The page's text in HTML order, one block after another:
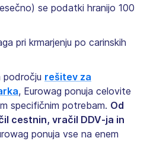
se podatki hranijo 100
pri krmarjenju po carinskih
področju rešitev za
, Eurowag ponuja celovite
specifičnim potrebam. Od
cestnin, vračil DDV-ja in
ponuja vse na enem